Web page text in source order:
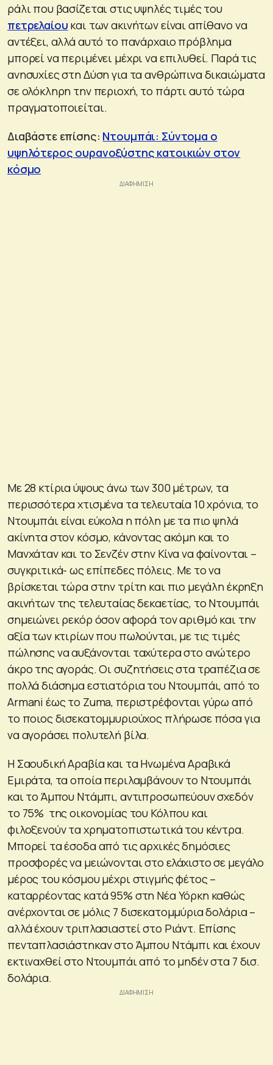
ράλι που βασίζεται στις υψηλές τιμές του
πετρελαίου και των ακινήτων είναι απίθανο να
αντέξει, αλλά αυτό το πανάρχαιο πρόβλημα
μπορεί να περιμένει μέχρι να επιλυθεί. Παρά τις
ανησυχίες στη Δύση για τα ανθρώπινα δικαιώματα
σε ολόκληρη την περιοχή, το πάρτι αυτό τώρα
πραγματοποιείται.
Διαβάστε επίσης: Ντουμπάι: Σύντομα ο
υψηλότερος ουρανοξύστης κατοικιών στον
κόσμο
Με 28 κτίρια ύψους άνω των 300 μέτρων, τα
περισσότερα χτισμένα τα τελευταία 10 χρόνια, το
Ντουμπάι είναι εύκολα η πόλη με τα πιο ψηλά
ακίνητα στον κόσμο, κάνοντας ακόμη και το
Μανχάταν και το Σενζέν στην Κίνα να φαίνονται –
συγκριτικά- ως επίπεδες πόλεις. Με το να
βρίσκεται τώρα στην τρίτη και πιο μεγάλη έκρηξη
ακινήτων της τελευταίας δεκαετίας, το Ντουμπάι
σημειώνει ρεκόρ όσον αφορά τον αριθμό και την
αξία των κτιρίων που πωλούνται, με τις τιμές
πώλησης να αυξάνονται ταχύτερα στο ανώτερο
άκρο της αγοράς. Οι συζητήσεις στα τραπέζια σε
πολλά διάσημα εστιατόρια του Ντουμπάι, από το
Armani έως το Zuma, περιστρέφονται γύρω από
το ποιος δισεκατομμυριούχος πλήρωσε πόσα για
να αγοράσει πολυτελή βίλα.
Η Σαουδική Αραβία και τα Ηνωμένα Αραβικά
Εμιράτα, τα οποία περιλαμβάνουν το Ντουμπάι
και το Άμπου Ντάμπι, αντιπροσωπεύουν σχεδόν
το 75% της οικονομίας του Κόλπου και
φιλοξενούν τα χρηματοπιστωτικά του κέντρα.
Μπορεί τα έσοδα από τις αρχικές δημόσιες
προσφορές να μειώνονται στο ελάχιστο σε μεγάλο
μέρος του κόσμου μέχρι στιγμής φέτος –
καταρρέοντας κατά 95% στη Νέα Υόρκη καθώς
ανέρχονται σε μόλις 7 δισεκατομμύρια δολάρια –
αλλά έχουν τριπλασιαστεί στο Ριάντ. Επίσης
πενταπλασιάστηκαν στο Άμπου Ντάμπι και έχουν
εκτιναχθεί στο Ντουμπάι από το μηδέν στα 7 δισ.
δολάρια.